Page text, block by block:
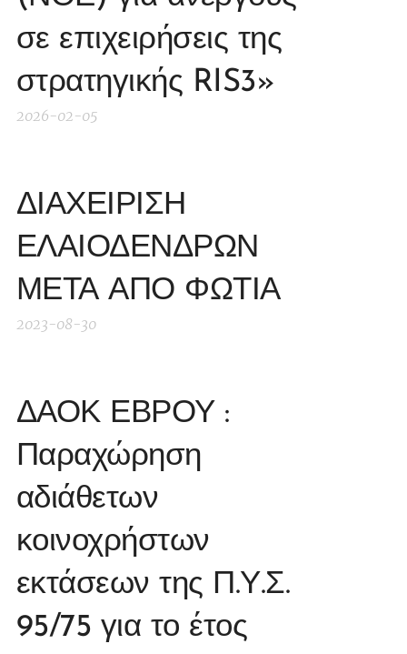
σε επιχειρήσεις της
στρατηγικής RIS3»
2026-02-05
ΔΙΑΧΕΙΡΙΣΗ
ΕΛΑΙΟΔΕΝΔΡΩΝ
ΜΕΤΑ ΑΠΟ ΦΩΤΙΑ
2023-08-30
ΔΑΟΚ ΕΒΡΟΥ :
Παραχώρηση
αδιάθετων
κοινοχρήστων
εκτάσεων της Π.Υ.Σ.
95/75 για το έτος